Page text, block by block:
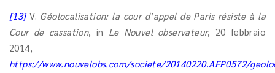
[13]V. Géolocalisation: la cour d’appel de Paris résiste à la
Cour de cassation, in Le Nouvel observateur, 20 febbraio
2014,
https://www.nouvelobs.com/societe/20140220.AFP0572/